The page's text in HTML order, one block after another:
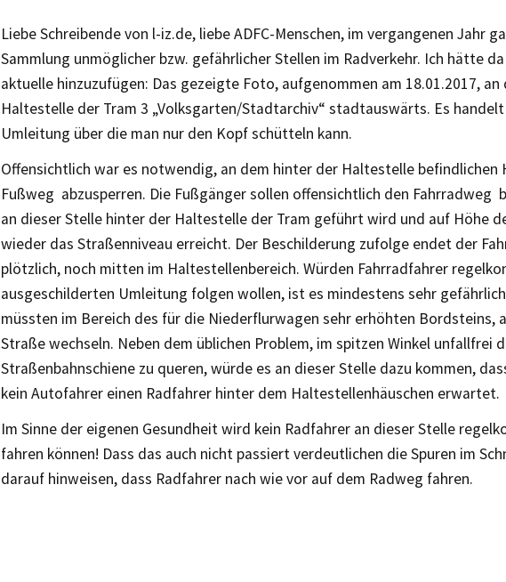
Liebe Schreibende von l-iz.de, liebe ADFC-Menschen, im vergangenen Jahr
Sammlung unmöglicher bzw. gefährlicher Stellen im Radverkehr. Ich hätte
aktuelle hinzuzufügen: Das gezeigte Foto, aufgenommen am 18.01.2017, an
Haltestelle der Tram 3 „Volksgarten/Stadtarchiv“ stadtauswärts. Es
Umleitung über die man nur den Kopf schütteln kann.
Offensichtlich war es notwendig, an dem hinter der Haltestelle befindlichen
Fußweg abzusperren. Die Fußgänger sollen offensichtlich den Fahrradweg
an dieser Stelle hinter der Haltestelle der Tram geführt wird und auf Höhe
wieder das Straßenniveau erreicht. Der Beschilderung zufolge endet der
plötzlich, noch mitten im Haltestellenbereich. Würden Fahrradfahrer
ausgeschilderten Umleitung folgen wollen, ist es mindestens sehr
müssten im Bereich des für die Niederflurwagen sehr erhöhten Bordsteins,
Straße wechseln. Neben dem üblichen Problem, im spitzen Winkel unfallfrei
Straßenbahnschiene zu queren, würde es an dieser Stelle dazu kommen,
kein Autofahrer einen Radfahrer hinter dem Haltestellenhäuschen erwartet.
Im Sinne der eigenen Gesundheit wird kein Radfahrer an dieser Stelle
fahren können! Dass das auch nicht passiert verdeutlichen die Spuren im
darauf hinweisen, dass Radfahrer nach wie vor auf dem Radweg fahren.